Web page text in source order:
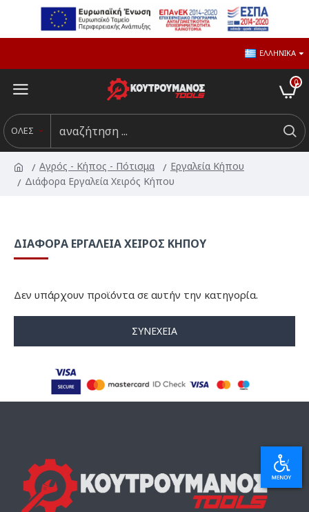
ΕΛΛΗΝΙΚΆ
0
ΟΛΕΣ
Αγρός - Κήπος - Πότισμα
Εργαλεία Κήπου
Διάφορα Εργαλεία Χειρός Κήπου
ΔΙΆΦΟΡΑ ΕΡΓΑΛΕΊΑ ΧΕΙΡΌΣ ΚΉΠΟΥ
Δεν υπάρχουν προϊόντα σε αυτήν την κατηγορία.
ΣΥΝΈΧΕΙΑ